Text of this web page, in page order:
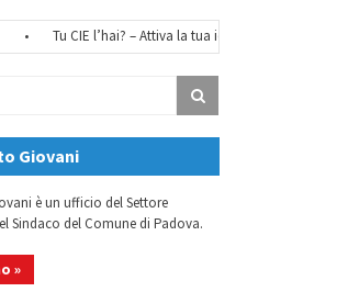
Tu CIE l’hai? – Attiva la tua identità digitale
Giovani
è un ufficio del Settore
Sindaco del Comune di Padova.
»